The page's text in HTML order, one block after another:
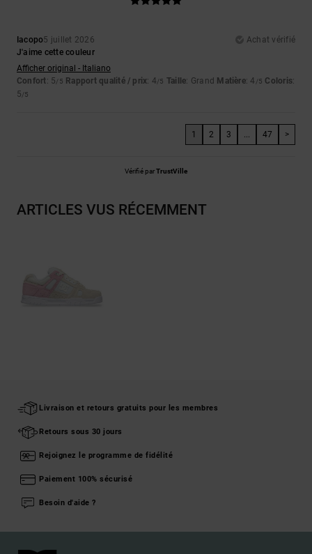
Iacopo5 juillet 2026
Achat vérifié
J'aime cette couleur
Afficher original - Italiano
Confort: 5/5 Rapport qualité / prix: 4/5 Taille: Grand Matière: 4 /5 Coloris:
5/5
1 2 3 ... 47 >
Vérifié parTrustVille
ARTICLES VUS RÉCEMMENT
Livraison et retours gratuits pour les membres
Retours sous 30 jours
Rejoignez le programme de fidélité
Paiement 100% sécurisé
Besoin d'aide ?